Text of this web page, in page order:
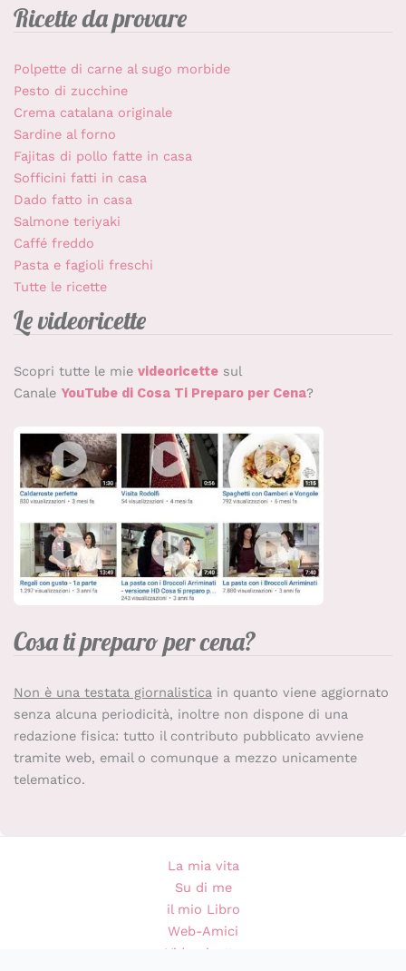
Ricette da provare
Polpette di carne al sugo morbide
Pesto di zucchine
Crema catalana originale
Sardine al forno
Fajitas di pollo fatte in casa
Sofficini fatti in casa
Dado fatto in casa
Salmone teriyaki
Caffé freddo
Pasta e fagioli freschi
Tutte le ricette
Le videoricette
Scopri tutte le mie videoricettesul
Canale YouTube di Cosa Ti Preparo per Cena?
Cosa ti preparo per cena?
Non è una testata giornalisticain quanto viene aggiornato
senza alcuna periodicità, inoltre non dispone di una
redazione fisica: tutto il contributo pubblicato avviene
tramite web, email o comunque a mezzo unicamente
telematico.
La mia vita
Su di me
il mio Libro
Web-Amici
Videoricette